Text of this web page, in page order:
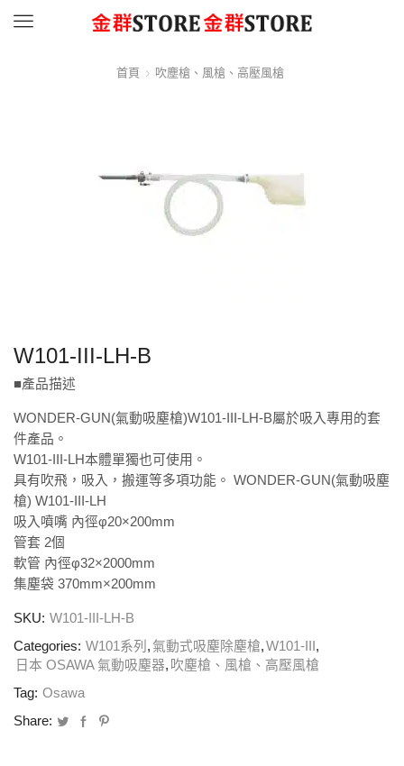
Menu
首頁 吹塵槍、風槍、高壓風槍
W101-III-LH-B
■產品描述
WONDER-GUN(氣動吸塵槍)W101-III-LH-B屬於吸入專用的套
件產品。
W101-III-LH本體單獨也可使用。
具有吹飛，吸入，搬運等多項功能。 WONDER-GUN(氣動吸塵
槍) W101-III-LH
吸入噴嘴 內徑φ20×200mm
管套 2個
軟管 內徑φ32×2000mm
集塵袋 370mm×200mm
SKU: W101-III-LH-B
Categories: W101系列 , 氣動式吸塵除塵槍,W101-III ,
日本 OSAWA 氣動吸塵器, 吹塵槍、風槍、高壓風槍
Tag: Osawa
Share: